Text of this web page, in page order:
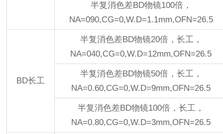
半复消色差BD物镜100倍，
NA=090,CG=0,W.D=1.1mm,OFN=26.5
BD长工
半复消色差BD物镜20倍，长工，
NA=040,CG=0,W.D=12mm,OFN=26.5
半复消色差BD物镜50倍，长工，
NA=0.60,CG=0,W.D=9mm,OFN=26.5
半复消色差BD物镜100倍，长工，
NA=0.80,CG=0,W.D=3mm,OFN=26.5